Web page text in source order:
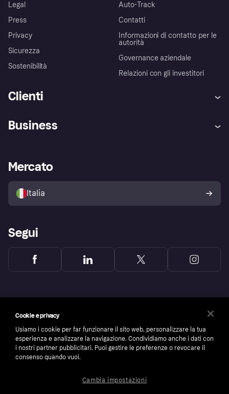
Legal
Press
Privacy
Sicurezza
Sostenibilità
Auto-Track
Contatti
Informazioni di contatto per le
autorità
Governance aziendale
Relazioni con gli investitori
Clienti
Assistenza
Esplora i negozi
Politica di protezione
dell'acquirente Klarna
Business
Accesso aziende
Mercato
Italia
Segui
Cookie e privacy
Usiamo i cookie per far funzionare il sito web, personalizzare la tua
esperienza e analizzare la navigazione. Condividiamo anche i dati con
i nostri partner pubblicitari. Puoi gestire le preferenze o revocare il
consenso quando vuoi.
Cambia impostazioni